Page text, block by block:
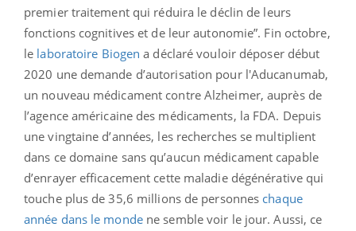
premier traitement qui réduira le déclin de leurs
fonctions cognitives et de leur autonomie”. Fin octobre,
le laboratoire Biogen a déclaré vouloir déposer début
2020 une demande d’autorisation pour l'Aducanumab,
un nouveau médicament contre Alzheimer, auprès de
l’agence américaine des médicaments, la FDA. Depuis
une vingtaine d’années, les recherches se multiplient
dans ce domaine sans qu’aucun médicament capable
d’enrayer efficacement cette maladie dégénérative qui
touche plus de 35,6 millions de personnes chaque
année dans le mondene semble voir le jour. Aussi, ce